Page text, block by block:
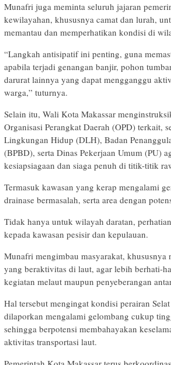
Munafri juga meminta seluruh jajaran
kewilayahan, khususnya camat dan lurah,
memantau dan memperhatikan kondisi di
“Langkah antisipatif ini penting, guna
apabila terjadi genangan banjir, pohon
darurat lainnya yang dapat mengganggu
warga,” tuturnya.
Selain itu, Wali Kota Makassar
Organisasi Perangkat Daerah (OPD) terkait,
Lingkungan Hidup (DLH), Badan
(BPBD), serta Dinas Pekerjaan Umum (PU)
kesiapsiagaan dan siaga penuh di titik-titik
Termasuk kawasan yang kerap mengalami
drainase bermasalah, serta area dengan
Tidak hanya untuk wilayah daratan,
kepada kawasan pesisir dan kepulauan.
Munafri mengimbau masyarakat, khususnya
yang beraktivitas di laut, agar lebih berhati-
kegiatan melaut maupun penyeberangan
Hal tersebut mengingat kondisi perairan
dilaporkan mengalami gelombang cukup
sehingga berpotensi membahayakan
aktivitas transportasi laut.